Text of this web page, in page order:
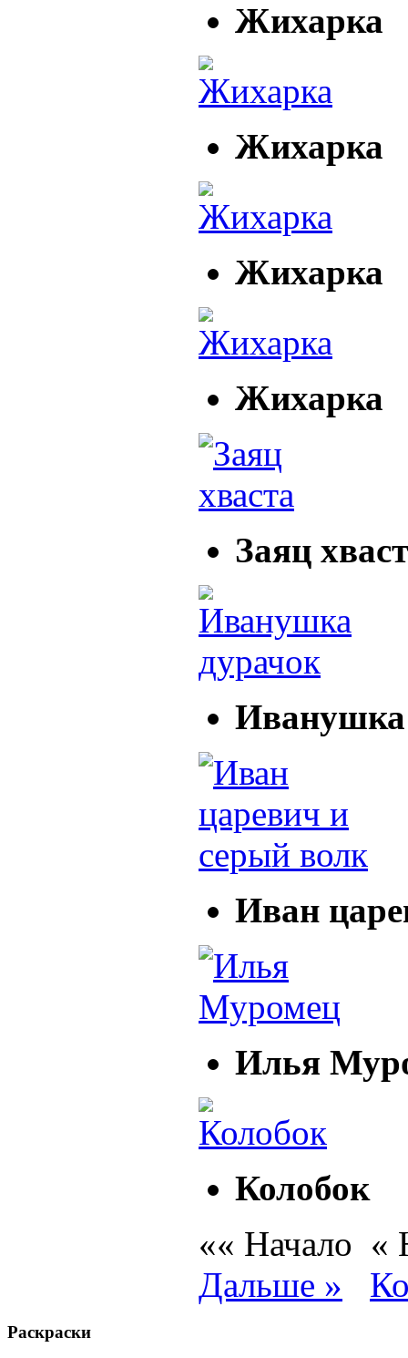
Жихарка
Жихарка
Жихарка
Жихарка
Заяц
Иванушка
Иван
Илья
Колобок
«« Начало «
Дальше »
Раскраски